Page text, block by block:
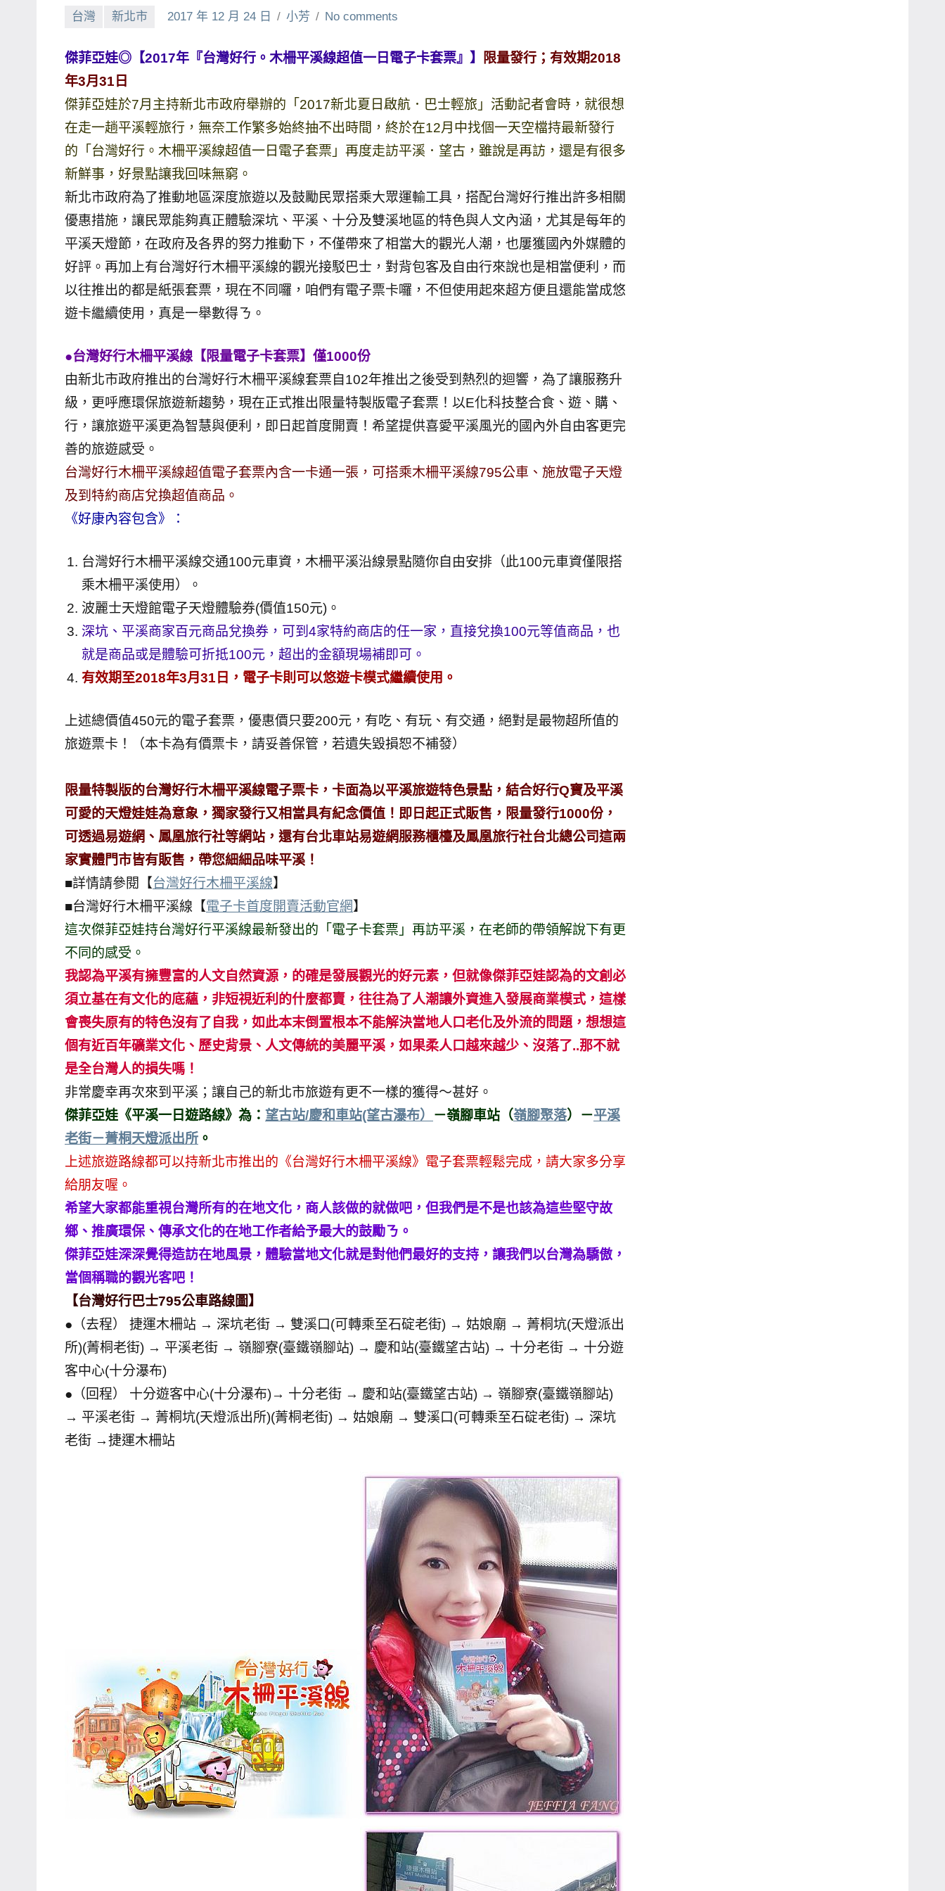
賓、
金
探
號
節
目
班
底、
外
景
節
主
持、
吳
窟
泰
國
遊
書
作
者、
各
活
動
持、
企
業
座、
部
落
客
及
旅
遊
雜
誌
欄、
觀
光
局
合
作
人
對
象。
★
台灣 新北市 2017 年 12 月 24 日 小芳 No comments
傑菲亞娃◎【2017年『台灣好行。木柵平溪線超值一日電子卡套票』】
限量發行；有效期2018
年3月31日
傑菲亞娃於7月主持新北市政府舉辦的「2017新北夏日啟航．巴士輕旅」活動記者會時，就很想
在走一趟平溪輕旅行，無奈工作繁多始終抽不出時間，終於在12月中找個一天空檔持最新發行
的「台灣好行。木柵平溪線超值一日電子套票」再度走訪平溪．望古，雖說是再訪，還是有很多
新鮮事，好景點讓我回味無窮。
新北市政府為了推動地區深度旅遊以及鼓勵民眾搭乘大眾運輸工具，搭配台灣好行推出許多相關
優惠措施，讓民眾能夠真正體驗深坑、平溪、十分及雙溪地區的特色與人文內涵，尤其是每年的
平溪天燈節，在政府及各界的努力推動下，不僅帶來了相當大的觀光人潮，也屢獲國內外媒體的
好評。再加上有台灣好行木柵平溪線的觀光接駁巴士，對背包客及自由行來說也是相當便利，而
以往推出的都是紙張套票，現在不同囉，咱們有電子票卡囉，不但使用起來超方便且還能當成悠
遊卡繼續使用，真是一舉數得ㄋ。
●台灣好行木柵平溪線【限量電子卡套票】僅1000份
由新北市政府推出的台灣好行木柵平溪線套票自102年推出之後受到熱烈的迴響，為了讓服務升
級，更呼應環保旅遊新趨勢，現在正式推出限量特製版電子套票！以E化科技整合食、遊、購、
行，讓旅遊平溪更為智慧與便利，即日起首度開賣！希望提供喜愛平溪風光的國內外自由客更完
善的旅遊感受。
台灣好行木柵平溪線超值電子套票內含一卡通一張，可搭乘木柵平溪線795公車、施放電子天燈
及到特約商店兌換超值商品。
《好康內容包含》：
台灣好行木柵平溪線交通100元車資，木柵平溪沿線景點隨你自由安排（此100元車資僅限搭
乘木柵平溪使用）。
波麗士天燈館電子天燈體驗券(價值150元)。
深坑、平溪商家百元商品兌換券，可到4家特約商店的任一家，直接兌換100元等值商品，也
就是商品或是體驗可折抵100元，超出的金額現場補即可。
有效期至2018年3月31日，電子卡則可以悠遊卡模式繼續使用。
上述總價值450元的電子套票，優惠價只要200元，有吃、有玩、有交通，絕對是最物超所值的
旅遊票卡！（本卡為有價票卡，請妥善保管，若遺失毀損恕不補發）
限量特製版的台灣好行木柵平溪線電子票卡，卡面為以平溪旅遊特色景點，結合好行Q寶及平溪
可愛的天燈娃娃為意象，獨家發行又相當具有紀念價值！即日起正式販售，限量發行1000份，
可透過易遊網、鳳凰旅行社等網站，還有台北車站易遊網服務櫃檯及鳳凰旅行社台北總公司這兩
家實體門市皆有販售，帶您細細品味平溪！
■詳情請參閱【台灣好行木柵平溪線】
■台灣好行木柵平溪線【電子卡首度開賣活動官網 】
這次傑菲亞娃持台灣好行平溪線最新發出的「電子卡套票」再訪平溪，在老師的帶領解說下有更
不同的感受。
我認為平溪有擁豐富的人文自然資源，的確是發展觀光的好元素，但就像傑菲亞娃認為的文創必
須立基在有文化的底蘊，非短視近利的什麼都賣，往往為了人潮讓外資進入發展商業模式，這樣
會喪失原有的特色沒有了自我，如此本末倒置根本不能解決當地人口老化及外流的問題，想想這
個有近百年礦業文化、歷史背景、人文傳統的美麗平溪，如果柔人口越來越少、沒落了..那不就
是全台灣人的損失嗎！
非常慶幸再次來到平溪；讓自己的新北市旅遊有更不一樣的獲得～甚好。
傑菲亞娃《平溪一日遊路線》為： 望古站/慶和車站(望古瀑布） －嶺腳車站（嶺腳聚落）－平溪
老街－菁桐天燈派出所 。
上述旅遊路線都可以持新北市推出的《台灣好行木柵平溪線》電子套票輕鬆完成，請大家多分享
給朋友喔。
希望大家都能重視台灣所有的在地文化，商人該做的就做吧，但我們是不是也該為這些堅守故
鄉、推廣環保、傳承文化的在地工作者給予最大的鼓勵ㄋ。
傑菲亞娃深深覺得造訪在地風景，體驗當地文化就是對他們最好的支持，讓我們以台灣為驕傲，
當個稱職的觀光客吧！
【台灣好行巴士795公車路線圖】
●（去程） 捷運木柵站 → 深坑老街 → 雙溪口(可轉乘至石碇老街) → 姑娘廟 → 菁桐坑(天燈派出
所)(菁桐老街) → 平溪老街 → 嶺腳寮(臺鐵嶺腳站) → 慶和站(臺鐵望古站) → 十分老街 → 十分遊
客中心(十分瀑布)
●（回程） 十分遊客中心(十分瀑布)→ 十分老街 → 慶和站(臺鐵望古站) → 嶺腳寮(臺鐵嶺腳站)
→ 平溪老街 → 菁桐坑(天燈派出所)(菁桐老街) → 姑娘廟 → 雙溪口(可轉乘至石碇老街) → 深坑
老街 →捷運木柵站